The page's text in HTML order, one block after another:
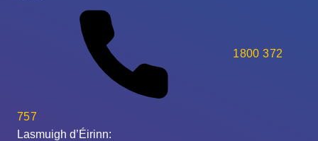
1800 372
757
Lasmuigh d’Éirinn: